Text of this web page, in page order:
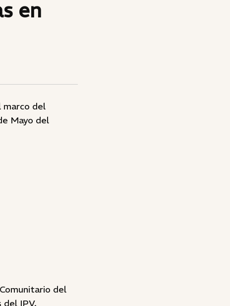
en
marco del
Mayo del
del
del IPV.